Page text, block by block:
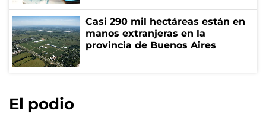
Casi 290 mil hectáreas están en
manos extranjeras en la
provincia de Buenos Aires
El podio